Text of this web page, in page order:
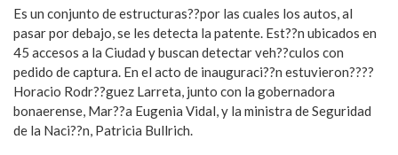
Es un conjunto de estructuras??por las cuales los autos, al
pasar por debajo, se les detecta la patente. Est??n ubicados en
45 accesos a la Ciudad y buscan detectar veh??culos con
pedido de captura. En el acto de inauguraci??n estuvieron????
Horacio Rodr??guez Larreta, junto con la gobernadora
bonaerense, Mar??a Eugenia Vidal, y la ministra de Seguridad
de la Naci??n, Patricia Bullrich.